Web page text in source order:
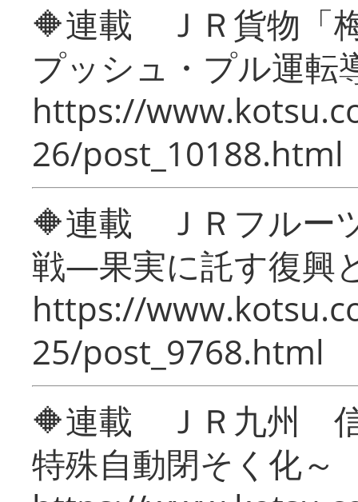
🔶連載 ＪＲ貨物「
プッシュ・プル運転
https://
26/post_10188.html
🔶連載 ＪＲフルー
戦―果実に託す復興
https://
25/post_9768.html
🔶連載 ＪＲ九州 信
特殊自動閉そく化～